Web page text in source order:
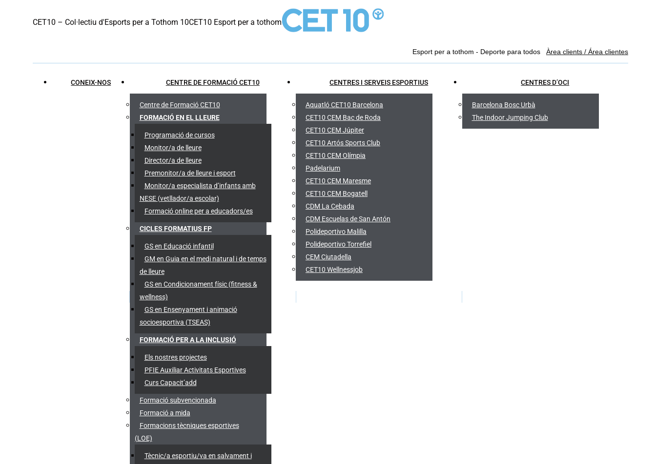
CET10 – Col·lectiu d'Esports per a Tothom 10CET10 Esport per a tothom
Esport per a tothom - Deporte para todosFacebook
page
in
window
YouTube
page
in
window
Linkedin
page
in
window
Instagram
page
in
window
Àrea clients / Área clientes
CONEIX-NOS CENTRE DE FORMACIÓ CET10
Centre de Formació CET10
FORMACIÓ EN EL LLEURE
Programació de cursos
Monitor/a de lleure
Director/a de lleure
Premonitor/a de lleure i esport
Monitor/a especialista d’infants amb
NESE (vetllador/a escolar)
Formació online per a educadors/es
CICLES FORMATIUS FP
GS en Educació infantil
GM en Guia en el medi natural i de temps
de lleure
GS en Condicionament físic (fitness &
wellness)
GS en Ensenyament i animació
socioesportiva (TSEAS)
FORMACIÓ PER A LA INCLUSIÓ
Els nostres projectes
PFIE Auxiliar Activitats Esportives
Curs Capacit’add
Formació subvencionada
Formació a mida
Formacions tècniques esportives
(LOE)
Tècnic/a esportiu/va en salvament i
CENTRES I SERVEIS ESPORTIUS
Aquatló CET10 Barcelona
CET10 CEM Bac de Roda
CET10 CEM Júpiter
CET10 Artós Sports Club
CET10 CEM Olímpia
Padelarium
CET10 CEM Maresme
CET10 CEM Bogatell
CDM La Cebada
CDM Escuelas de San Antón
Polideportivo Malilla
Polideportivo Torrefiel
CEM Ciutadella
CET10 Wellnessjob
CENTRES D’OCI
Barcelona Bosc Urbà
The Indoor Jumping Club